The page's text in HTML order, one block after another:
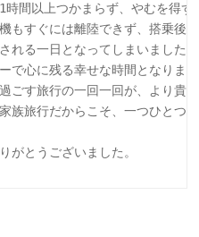
時間以上つかまらず、やむを得
もすぐには離陸できず、搭乗後
れる一日となってしまいました
で心に残る幸せな時間となりま
ごす旅行の一回一回が、より貴
族旅行だからこそ、一つひとつ
がとうございました。